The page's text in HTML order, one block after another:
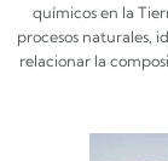
químicos en la
procesos naturales,
relacionar la